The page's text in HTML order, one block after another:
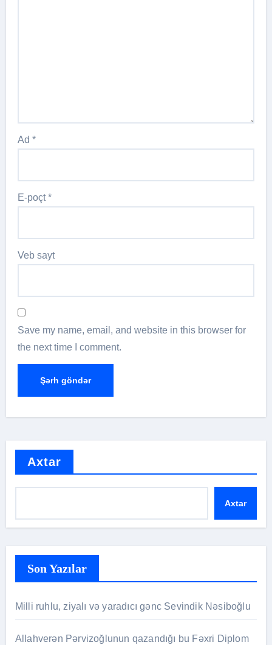
Ad*
E-poçt*
Veb sayt
Save my name, email, and website in this browser for
the next time I comment.
Axtar
Axtar
Son Yazılar
Milli ruhlu, ziyalı və yaradıcı gənc Sevindik Nəsiboğlu
Allahverən Pərvizoğlunun qazandığı bu Fəxri Diplom